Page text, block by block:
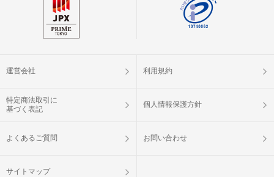
運営会社 利用規約
特定商法取引に
基づく表記
個人情報保護方針
よくあるご質問 お問い合わせ
サイトマップ